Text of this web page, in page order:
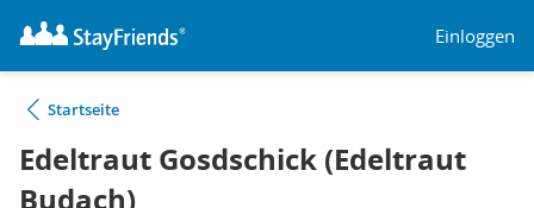
Einloggen
Startseite
Edeltraut Gosdschick (Edeltraut
Budach)